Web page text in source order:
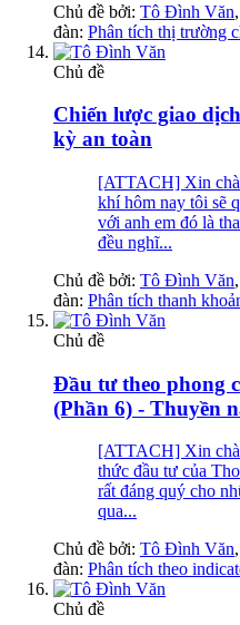
Chủ đề bởi: Tô Đình Văn,
đàn: Phân tích thị trường
Chủ đề
Chiến lược giao
kỳ an toàn
[ATTACH] Xin
khí hôm nay tôi sẽ
với anh em đó là
đều nghĩ...
Chủ đề bởi: Tô Đình Văn,
đàn: Phân tích thanh
Chủ đề
Đầu tư theo phong
(Phần 6) - Thuyền
[ATTACH] Xin
thức đầu tư của
rất đáng quý cho
qua...
Chủ đề bởi: Tô Đình Văn,
đàn: Phân tích theo
Chủ đề